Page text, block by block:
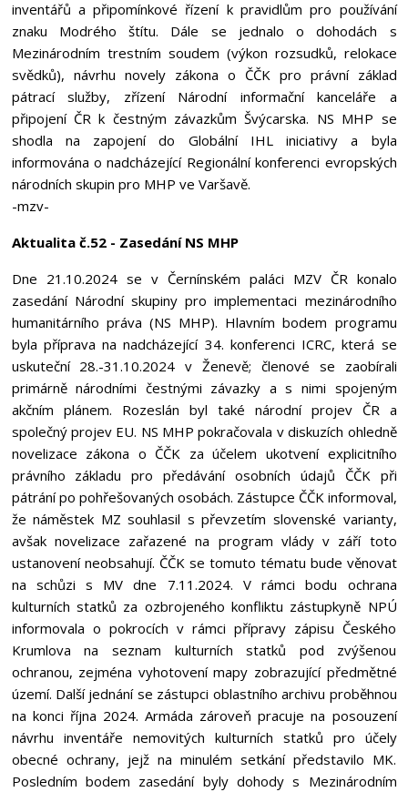
inventářů a připomínkové řízení k pravidlům pro používání
znaku Modrého štítu. Dále se jednalo o dohodách s
Mezinárodním trestním soudem (výkon rozsudků, relokace
svědků), návrhu novely zákona o ČČK pro právní základ
pátrací služby, zřízení Národní informační kanceláře a
připojení ČR k čestným závazkům Švýcarska. NS MHP se
shodla na zapojení do Globální IHL iniciativy a byla
informována o nadcházející Regionální konferenci evropských
národních skupin pro MHP ve Varšavě.
-mzv-
Aktualita č.52 - Zasedání NS MHP
Dne 21.10.2024 se v Černínském paláci MZV ČR konalo
zasedání Národní skupiny pro implementaci mezinárodního
humanitárního práva (NS MHP). Hlavním bodem programu
byla příprava na nadcházející 34. konferenci ICRC, která se
uskuteční 28.-31.10.2024 v Ženevě; členové se zaobírali
primárně národními čestnými závazky a s nimi spojeným
akčním plánem. Rozeslán byl také národní projev ČR a
společný projev EU. NS MHP pokračovala v diskuzích ohledně
novelizace zákona o ČČK za účelem ukotvení explicitního
právního základu pro předávání osobních údajů ČČK při
pátrání po pohřešovaných osobách. Zástupce ČČK informoval,
že náměstek MZ souhlasil s převzetím slovenské varianty,
avšak novelizace zařazené na program vlády v září toto
ustanovení neobsahují. ČČK se tomuto tématu bude věnovat
na schůzi s MV dne 7.11.2024. V rámci bodu ochrana
kulturních statků za ozbrojeného konfliktu zástupkyně NPÚ
informovala o pokrocích v rámci přípravy zápisu Českého
Krumlova na seznam kulturních statků pod zvýšenou
ochranou, zejména vyhotovení mapy zobrazující předmětné
území. Další jednání se zástupci oblastního archivu proběhnou
na konci října 2024. Armáda zároveň pracuje na posouzení
návrhu inventáře nemovitých kulturních statků pro účely
obecné ochrany, jejž na minulém setkání představilo MK.
Posledním bodem zasedání byly dohody s Mezinárodním